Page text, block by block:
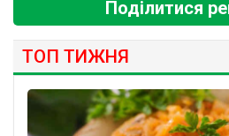
Поділитися
ТОП ТИЖНЯ